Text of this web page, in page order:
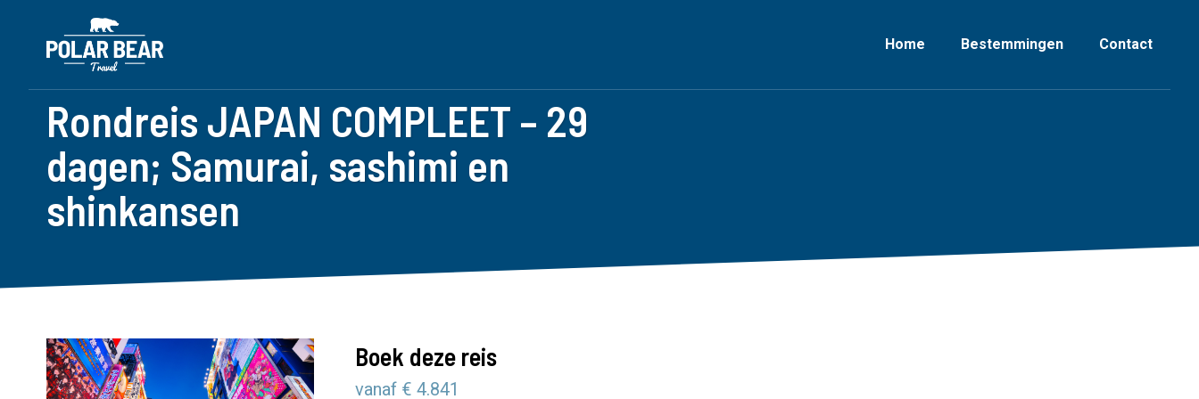
Home Bestemmingen Contact
Rondreis JAPAN COMPLEET – 29
dagen; Samurai, sashimi en
shinkansen
Boek deze reis
vanaf € 4.841